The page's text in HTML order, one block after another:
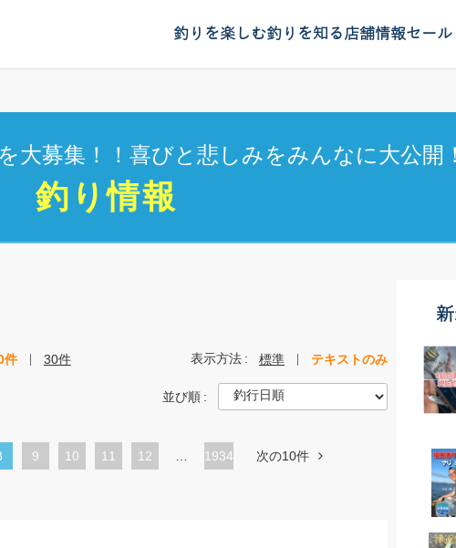
釣りを楽しむ釣りを知る店舗情報セール
大募集！！喜びと悲しみをみんなに大公開
釣り情報
件 30件 表示方法 標準 テキストのみ
並び順
ペ
9
ペ
10
ペ
11
ペ
12 1934 次の10件